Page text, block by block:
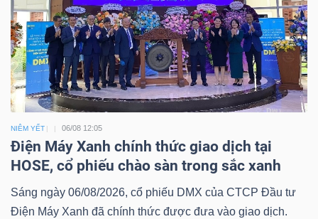
NIÊM YẾT 06/08 12:05
Điện Máy Xanh chính thức giao dịch tại
HOSE, cổ phiếu chào sàn trong sắc xanh
Sáng ngày 06/08/2026, cổ phiếu DMX của CTCP Đầu tư
Điện Máy Xanh đã chính thức được đưa vào giao dịch.